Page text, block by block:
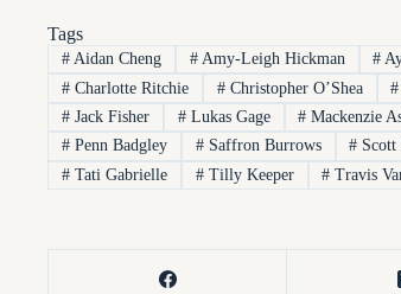
Tags
#Aidan Cheng #Amy-Leigh Hickman #
#Charlotte Ritchie #Christopher O’Shea #
#Jack Fisher #Lukas Gage # Mackenzie
#Penn Badgley #Saffron Burrows # Scott
#Tati Gabrielle #Tilly Keeper # Travis